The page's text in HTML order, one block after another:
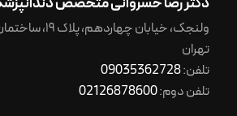
ولنجک، خیابان چهاردهم، پلاک ۱۹، ساختمان هوما، واحد ۵۰۴
تهران
تلفن:09035362728
تلفن دوم:02126878600